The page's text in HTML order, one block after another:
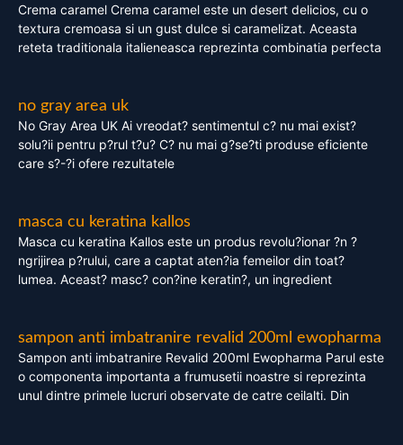
Crema caramel Crema caramel este un desert delicios, cu o
textura cremoasa si un gust dulce si caramelizat. Aceasta
reteta traditionala italieneasca reprezinta combinatia perfecta
no gray area uk
No Gray Area UK Ai vreodat? sentimentul c? nu mai exist?
solu?ii pentru p?rul t?u? C? nu mai g?se?ti produse eficiente
care s?-?i ofere rezultatele
masca cu keratina kallos
Masca cu keratina Kallos este un produs revolu?ionar ?n ?
ngrijirea p?rului, care a captat aten?ia femeilor din toat?
lumea. Aceast? masc? con?ine keratin?, un ingredient
sampon anti imbatranire revalid 200ml ewopharma
Sampon anti imbatranire Revalid 200ml Ewopharma Parul este
o componenta importanta a frumusetii noastre si reprezinta
unul dintre primele lucruri observate de catre ceilalti. Din